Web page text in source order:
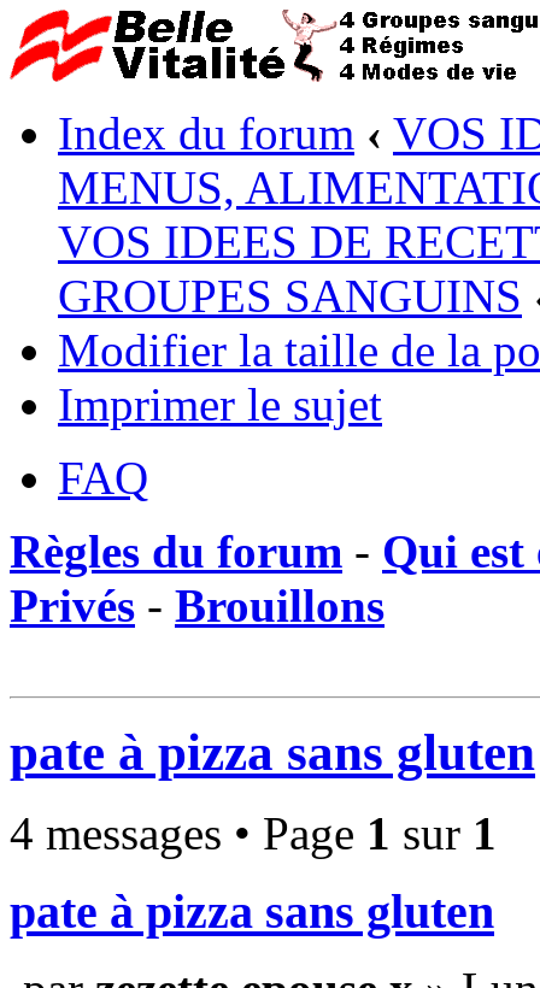
Index du forum ‹ VOS
MENUS,
VOS IDEES DE
GROUPES SANGUINS
Modifier la taille de la
Imprimer le sujet
FAQ
Règles du forum - Qui est
Privés - Brouillons
pate à pizza sans gluten
4 messages • Page 1 sur 1
pate à pizza sans gluten